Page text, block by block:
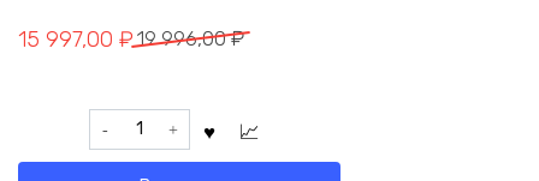
19 996,00₽
Первоначальная
составляла
996,00 ₽.
15 997,00 ₽
Текущая
997,00 ₽.
Количество
товара